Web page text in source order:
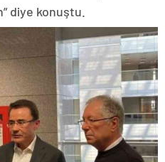
diye konuştu.